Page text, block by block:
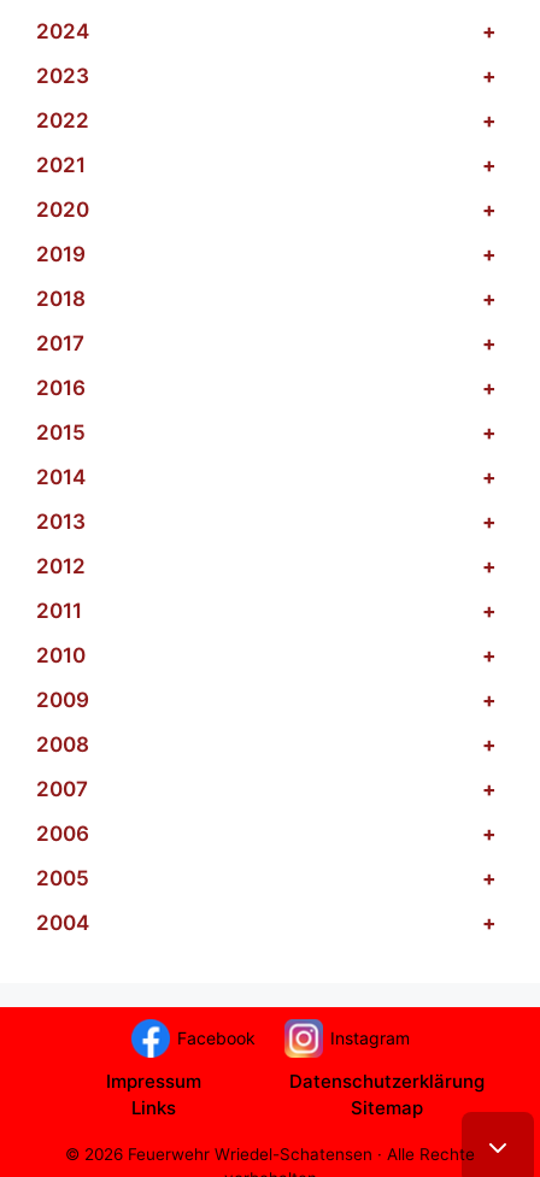
2024
+
2023
+
2022
+
2021
+
2020
+
2019
+
2018
+
2017
+
2016
+
2015
+
2014
+
2013
+
2012
+
2011
+
2010
+
2009
+
2008
+
2007
+
2006
+
2005
+
2004
+
Facebook Instagram
Impressum
Datenschutzerklärung
Links
Sitemap
© 2026 Feuerwehr Wriedel-Schatensen · Alle Rechte